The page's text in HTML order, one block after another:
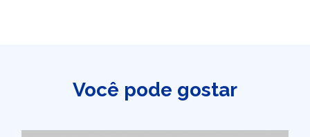
Você pode gostar